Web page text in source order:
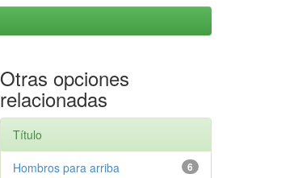
Otras opciones
relacionadas
Título
6
Hombros para arriba